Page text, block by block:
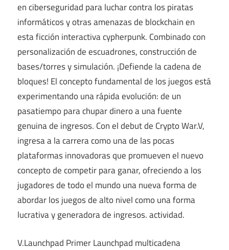
en ciberseguridad para luchar contra los piratas
informáticos y otras amenazas de blockchain en
esta ficción interactiva cypherpunk. Combinado con
personalización de escuadrones, construcción de
bases/torres y simulación. ¡Defiende la cadena de
bloques! El concepto fundamental de los juegos está
experimentando una rápida evolución: de un
pasatiempo para chupar dinero a una fuente
genuina de ingresos. Con el debut de Crypto War.V,
ingresa a la carrera como una de las pocas
plataformas innovadoras que promueven el nuevo
concepto de competir para ganar, ofreciendo a los
jugadores de todo el mundo una nueva forma de
abordar los juegos de alto nivel como una forma
lucrativa y generadora de ingresos. actividad.
V.Launchpad Primer Launchpad multicadena